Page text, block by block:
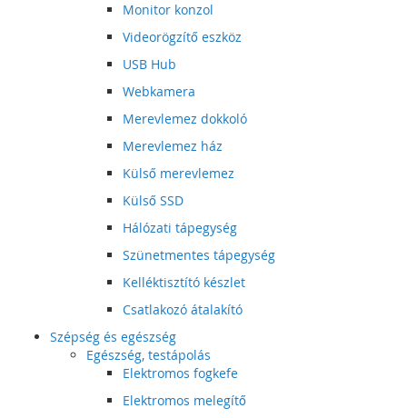
Monitor konzol
Videorögzítő eszköz
USB Hub
Webkamera
Merevlemez dokkoló
Merevlemez ház
Külső merevlemez
Külső SSD
Hálózati tápegység
Szünetmentes tápegység
Kelléktisztító készlet
Csatlakozó átalakító
Szépség és egészség
Egészség, testápolás
Elektromos fogkefe
Elektromos melegítő